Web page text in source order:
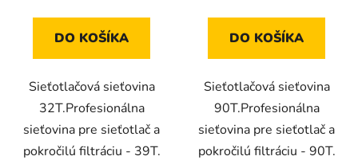
DO KOŠÍKA
Sieťotlačová sieťovina
32T.Profesionálna
sieťovina pre sieťotlač a
pokročilú filtráciu - 39T.
DO KOŠÍKA
Sieťotlačová sieťovina
90T.Profesionálna
sieťovina pre sieťotlač a
pokročilú filtráciu - 90T.